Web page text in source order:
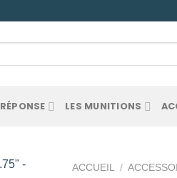
RÉPONSE LES MUNITIONS
ACCUEIL /